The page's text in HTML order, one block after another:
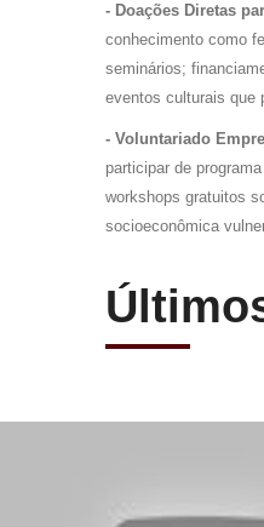
- Doações Diretas
conhecimento como
seminários;
eventos culturais que
- Voluntariado
participar de
workshops gratuitos
socioeconômica